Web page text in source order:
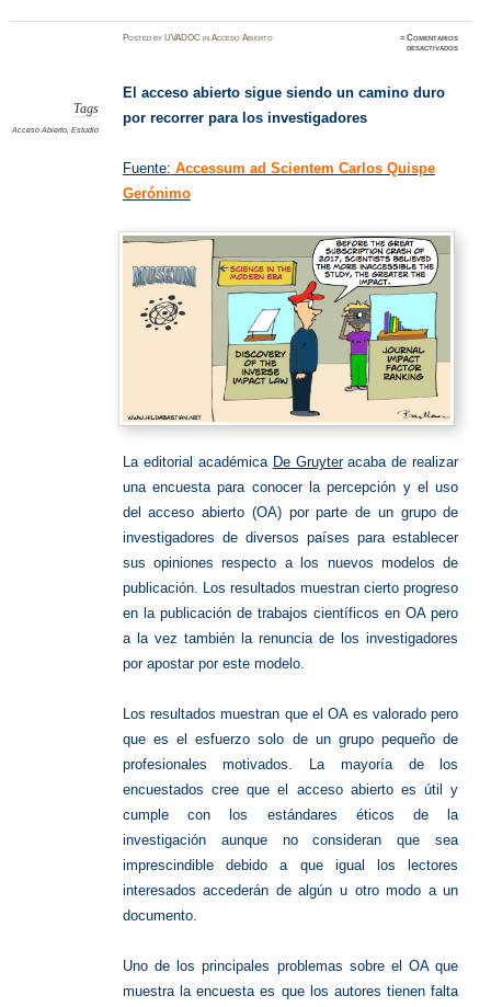
PostedbyUVADOC inAcceso Abierto ≈Comentarios
desactivadosen
Tags
Acceso Abierto, Estudio
El acceso abierto sigue siendo un camino duro
por recorrer para los investigadores
Fuente: Accessum ad Scientem Carlos Quispe
Gerónimo
La editorial académica De Gruyteracaba de realizar
una encuesta para conocer la percepción y el uso
del acceso abierto (OA) por parte de un grupo de
investigadores de diversos países para establecer
sus opiniones respecto a los nuevos modelos de
publicación. Los resultados muestran cierto progreso
en la publicación de trabajos científicos en OA pero
a la vez también la renuncia de los investigadores
por apostar por este modelo.
Los resultados muestran que el OA es valorado pero
que es el esfuerzo solo de un grupo pequeño de
profesionales motivados. La mayoría de los
encuestados cree que el acceso abierto es útil y
cumple con los estándares éticos de la
investigación aunque no consideran que sea
imprescindible debido a que igual los lectores
interesados accederán de algún u otro modo a un
documento.
Uno de los principales problemas sobre el OA que
muestra la encuesta es que los autores tienen falta